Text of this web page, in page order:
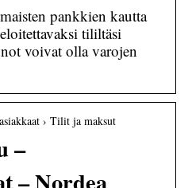
pankkien kautta
tililtäsi
voivat olla varojen
› Tilit ja maksut
–